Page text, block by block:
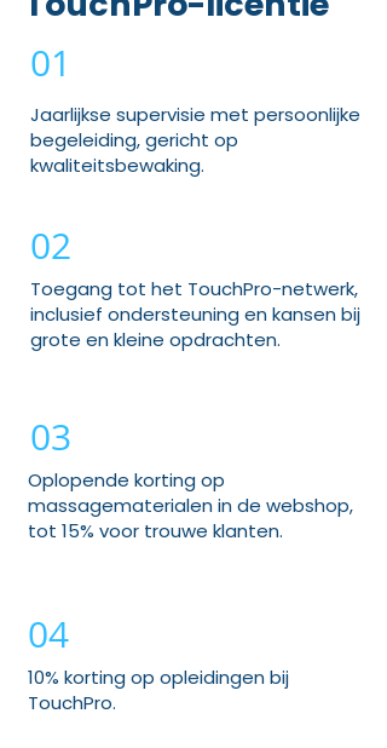
01
Jaarlijkse supervisie met persoonlijke
begeleiding, gericht op
kwaliteitsbewaking.
02
Toegang tot het TouchPro-netwerk,
inclusief ondersteuning en kansen bij
grote en kleine opdrachten.
03
Oplopende korting op
massagematerialen in de webshop,
tot 15% voor trouwe klanten.
04
10% korting op opleidingen bij
TouchPro.